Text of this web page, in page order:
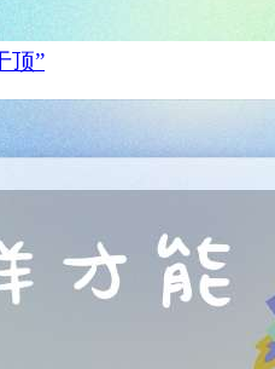
顶”